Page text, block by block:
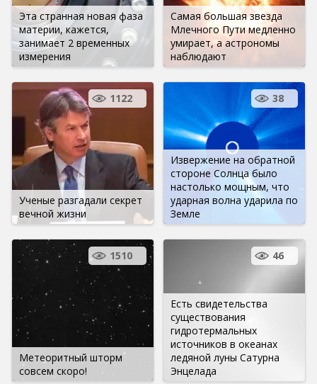
Эта странная новая фаза
материи, кажется,
занимает 2 временных
измерения
Самая большая звезда
Млечного Пути медленно
умирает, а астрономы
наблюдают
Ученые разгадали секрет
вечной жизни
1122
Извержение на обратной
стороне Солнца было
настолько мощным, что
ударная волна ударила по
Земле
38
Метеоритный шторм
совсем скоро!
1510
Есть свидетельства
существования
гидротермальных
источников в океанах
ледяной луны Сатурна
Энцелада
46